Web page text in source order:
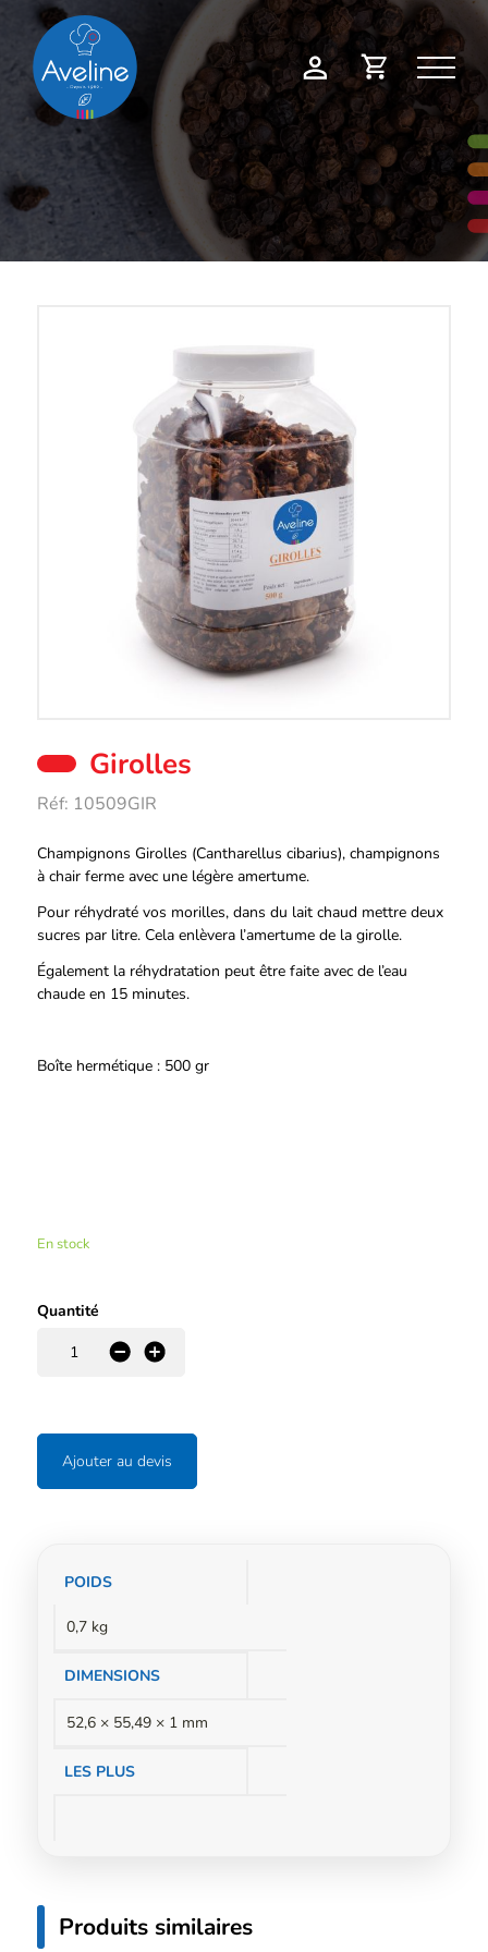
Mon
compte
Demande
de
devis
Girolles
Réf: 10509GIR
Description
Champignons Girolles (Cantharellus cibarius), champignons
à chair ferme avec une légère amertume.
Pour réhydraté vos morilles, dans du lait chaud mettre deux
sucres par litre. Cela enlèvera l’amertume de la girolle.
Également la réhydratation peut être faite avec de l’eau
chaude en 15 minutes.
Boîte hermétique : 500 gr
En stock
Quantité
+
-
Ajouter au devis
Informations
POIDS
0,7 kg
DIMENSIONS
52,6 × 55,49 × 1 mm
LES PLUS
Produits similaires
Panneau de gestion des cookies